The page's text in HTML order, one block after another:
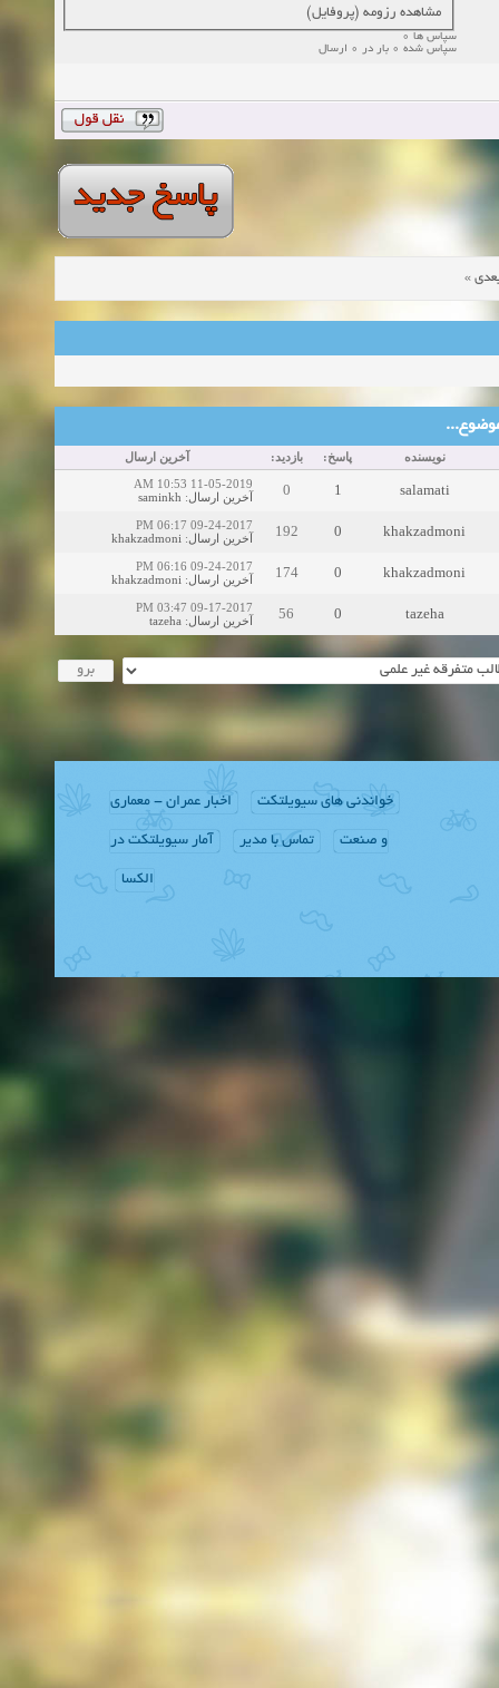
مشاهده رزومه (پروفایل)
سپاس ها 0
سپاس شده 0 بار در 0 ارسال
»
نویسنده پاسخ: بازدید: آخرین ارسال
salamati
1
0
11-05-2019 10:53 AM
آخرین ارسال:
saminkh
khakzadmoni
0
192
09-24-2017 06:17 PM
آخرین ارسال:
khakzadmoni
khakzadmoni
0
174
09-24-2017 06:16 PM
آخرین ارسال:
khakzadmoni
tazeha
0
56
09-17-2017 03:47 PM
آخرین ارسال:
tazeha
خواندنی های سیویلتکت اخبار عمران - معماری
و صنعت تماس با مدیر آمار سیویلتکت در
الکسا